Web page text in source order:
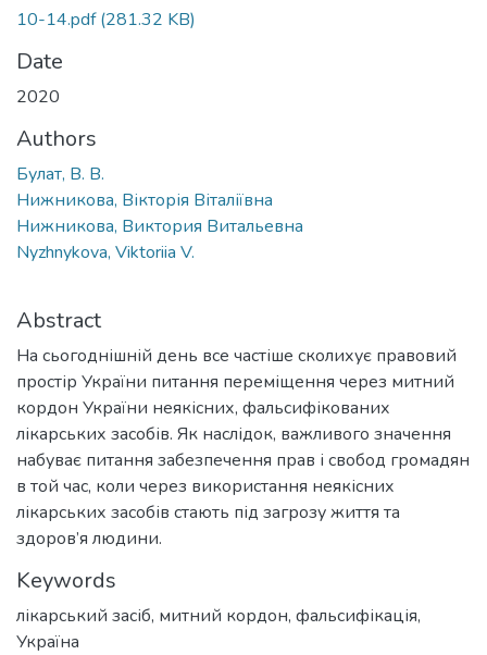
10-14.pdf(281.32 KB)
Date
2020
Authors
Булат, В. В.
Нижникова, Вікторія Віталіївна
Нижникова, Виктория Витальевна
Nyzhnykova, Viktoriia V.
Abstract
На сьогоднішній день все частіше сколихує правовий
простір України питання переміщення через митний
кордон України неякісних, фальсифікованих
лікарських засобів. Як наслідок, важливого значення
набуває питання забезпечення прав і свобод громадян
в той час, коли через використання неякісних
лікарських засобів стають під загрозу життя та
здоров’я людини.
Keywords
лікарський засіб, митний кордон, фальсифікація,
Україна